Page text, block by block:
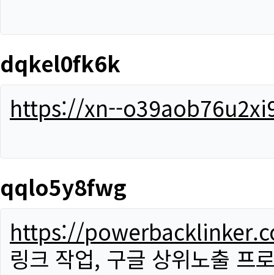
dqkel0fk6k
https://xn--
qqlo5y8fwg
https://
링크 작업, 구글 상위노출 프